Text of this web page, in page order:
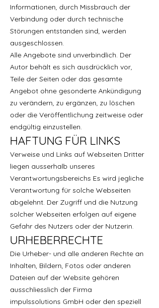
Informationen, durch Missbrauch der
Verbindung oder durch technische
Störungen entstanden sind, werden
ausgeschlossen.
Alle Angebote sind unverbindlich. Der
Autor behält es sich ausdrücklich vor,
Teile der Seiten oder das gesamte
Angebot ohne gesonderte Ankündigung
zu verändern, zu ergänzen, zu löschen
oder die Veröffentlichung zeitweise oder
endgültig einzustellen.
HAFTUNG FÜR LINKS
Verweise und Links auf Webseiten Dritter
liegen ausserhalb unseres
Verantwortungsbereichs Es wird jegliche
Verantwortung für solche Webseiten
abgelehnt. Der Zugriff und die Nutzung
solcher Webseiten erfolgen auf eigene
Gefahr des Nutzers oder der Nutzerin.
URHEBERRECHTE
Die Urheber- und alle anderen Rechte an
Inhalten, Bildern, Fotos oder anderen
Dateien auf der Website gehören
ausschliesslich der Firma
impulssolutions GmbH oder den speziell